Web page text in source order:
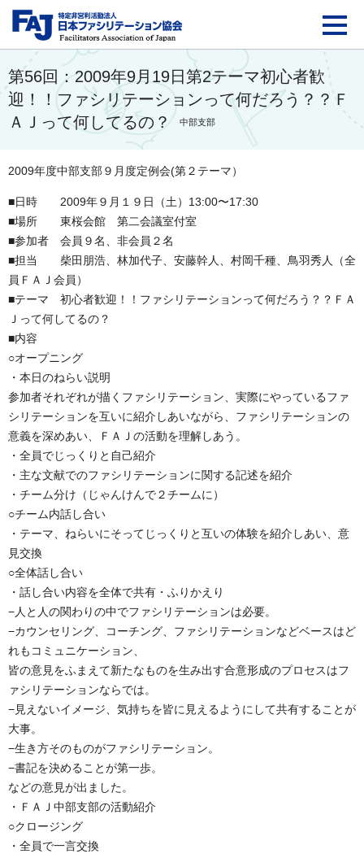
FAJ：特定非営利活動
第56回：2009年9月19日第2テーマ初心者歓
迎！！ファシリテーションって何だろう？？Ｆ
ＡＪって何してるの？
中部支部
2009年度中部支部９月度定例会(第２テーマ）
■日時 2009年９月１９日（土）13:00〜17:30
■場所 東桜会館 第二会議室付室
■参加者 会員９名、非会員２名
■担当 柴田朋浩、林加代子、安藤幹人、村岡千種、鳥羽秀人（全
員ＦＡＪ会員）
■テーマ 初心者歓迎！！ファシリテーションって何だろう？？ＦＡ
Ｊって何してるの？
■内容
○オープニング
・本日のねらい説明
参加者それぞれが描くファシリテーション、実際にやっているファ
シリテーションを互いに紹介しあいながら、ファシリテーションの
意義を深めあい、ＦＡＪの活動を理解しあう。
・全員でじっくりと自己紹介
・主な文献でのファシリテーションに関する記述を紹介
・チーム分け（じゃんけんで２チームに）
○チーム内話し合い
・テーマ、ねらいにそってじっくりと互いの体験を紹介しあい、意
見交換
○全体話し合い
・話し合い内容を全体で共有・ふりかえり
−人と人の関わりの中でファシリテーションは必要。
−カウンセリング、コーチング、ファシリテーションなどベースはど
れもコミュニケーション、
皆の意見をふまえて新たなものを生み出す合意形成のプロセスはフ
ァシリテーションならでは。
−見えないイメージ、気持ちを皆に見えるようにして共有することが
大事。
−生き方そのものがファシリテーション。
−書記を決めることが第一歩。
などの意見が出ました。
・ＦＡＪ中部支部の活動紹介
○クロージング
・全員で一言交換